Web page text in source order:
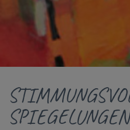
SPIEGELUNGEN